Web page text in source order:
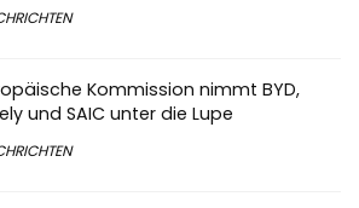
Kommission nimmt BYD,
und SAIC unter die Lupe